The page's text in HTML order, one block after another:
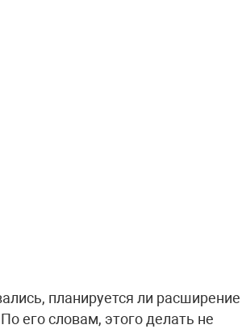
планируется ли расширение
его словам, этого делать не